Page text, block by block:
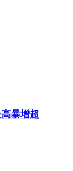
暴增超